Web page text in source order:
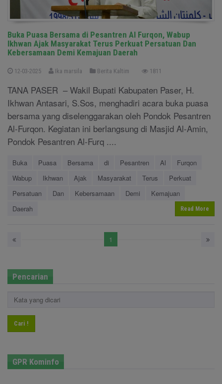
Buka Puasa Bersama di Pesantren Al Furqon, Wabup
Ikhwan Ajak Masyarakat Terus Perkuat Persatuan Dan
Kebersamaan Demi Kemajuan Daerah
12-03-2025 Ika marsila Berita Kaltim 1811
TANA PASER – Wakil Bupati Kabupaten Paser, H.
Ikhwan Antasari, S.Sos, menghadiri acara buka puasa
bersama yang diselenggarakan oleh Pondok Pesantren
Al-Furqon. Kegiatan ini berlangsung di Masjid Al-Amin,
Pondok Pesantren Al-Furq ....
Buka Puasa Bersama di Pesantren Al
Furqon
Wabup
Ikhwan Ajak Masyarakat Terus
Perkuat
Persatuan
Dan Kebersamaan Demi
Kemajuan
Daerah
Read More
1
Pencarian
Cari !
GPR Kominfo